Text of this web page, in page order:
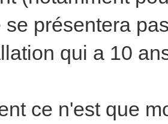
se présentera
qui a 10
ce n'est que